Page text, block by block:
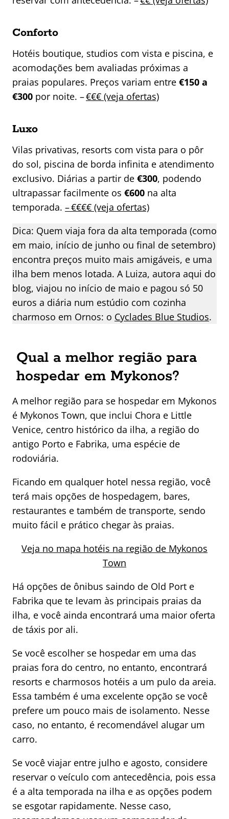
Conforto
Hotéis boutique, studios com vista e piscina, e
acomodações bem avaliadas próximas a
praias populares. Preços variam entre €150 a
€300 por noite. –€€€ (veja ofertas)
Luxo
Vilas privativas, resorts com vista para o pôr
do sol, piscina de borda infinita e atendimento
exclusivo. Diárias a partir de €300, podendo
ultrapassar facilmente os €600 na alta
temporada. – €€€€ (veja ofertas)
Dica: Quem viaja fora da alta temporada (como
em maio, início de junho ou final de setembro)
encontra preços muito mais amigáveis, e uma
ilha bem menos lotada. A Luiza, autora aqui do
blog, viajou no início de maio e pagou só 50
euros a diária num estúdio com cozinha
charmoso em Ornos: o Cyclades Blue Studios.
Qual a melhor região para
hospedar em Mykonos?
A melhor região para se hospedar em Mykonos
é Mykonos Town, que inclui Chora e Little
Venice, centro histórico da ilha, a região do
antigo Porto e Fabrika, uma espécie de
rodoviária.
Ficando em qualquer hotel nessa região, você
terá mais opções de hospedagem, bares,
restaurantes e também de transporte, sendo
muito fácil e prático chegar às praias.
Veja no mapa hotéis na região de Mykonos
Town
Há opções de ônibus saindo de Old Port e
Fabrika que te levam às principais praias da
ilha, e você ainda encontrará uma maior oferta
de táxis por ali.
Se você escolher se hospedar em uma das
praias fora do centro, no entanto, encontrará
resorts e charmosos hotéis a um pulo da areia.
Essa também é uma excelente opção se você
prefere um pouco mais de isolamento. Nesse
caso, no entanto, é recomendável alugar um
carro.
Se você viajar entre julho e agosto, considere
reservar o veículo com antecedência, pois essa
é a alta temporada na ilha e as opções podem
se esgotar rapidamente. Nesse caso,